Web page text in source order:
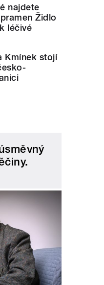
najdete
Židlo
léčivé
Kmínek stojí